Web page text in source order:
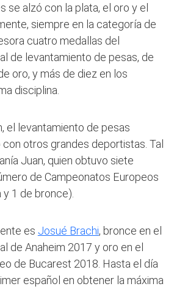
se alzó con la plata, el oro y el
siempre en la categoría de
cuatro medallas del
de levantamiento de pesas, de
oro, y más de diez en los
disciplina.
el levantamiento de pesas
otros grandes deportistas. Tal
Juan, quien obtuvo siete
de Campeonatos Europeos
1 de bronce).
es Josué Brachi, bronce en el
de Anaheim 2017 y oro en el
de Bucarest 2018. Hasta el día
español en obtener la máxima